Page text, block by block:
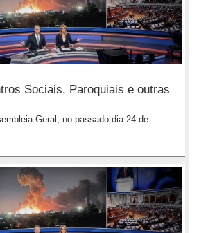
Sociais, Paroquiais e outras
Geral, no passado dia 24 de